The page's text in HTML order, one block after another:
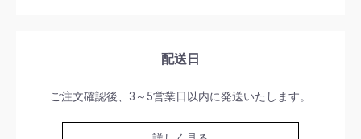
配送日
ご注文確認後、3～5営業日以内に発送いたします。